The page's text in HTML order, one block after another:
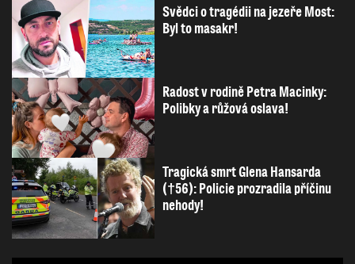
Svědci o tragédii na jezeře Most:
Byl to masakr!
Radost v rodině Petra Macinky:
Polibky a růžová oslava!
Tragická smrt Glena Hansarda
(†56): Policie prozradila příčinu
nehody!